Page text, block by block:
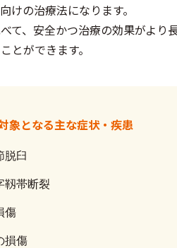
の治療法になります。
、安全かつ治療の効果がより
とができます。
象となる主な症状・疾患
脱臼
靱帯断裂
傷
損傷